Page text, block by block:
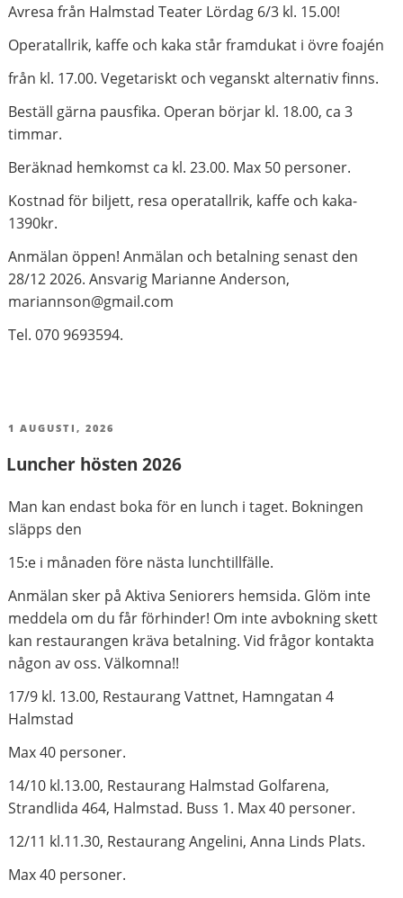
Avresa från Halmstad Teater Lördag 6/3 kl. 15.00!
Operatallrik, kaffe och kaka står framdukat i övre foajén
från kl. 17.00. Vegetariskt och veganskt alternativ finns.
Beställ gärna pausfika. Operan börjar kl. 18.00, ca 3
timmar.
Beräknad hemkomst ca kl. 23.00. Max 50 personer.
Kostnad för biljett, resa operatallrik, kaffe och kaka-
1390kr.
Anmälan öppen! Anmälan och betalning senast den
28/12 2026. Ansvarig Marianne Anderson,
mariannson@gmail.com
Tel. 070 9693594.
PUBLICERAT
1 AUGUSTI, 2026
Luncher hösten 2026
Man kan endast boka för en lunch i taget. Bokningen
släpps den
15:e i månaden före nästa lunchtillfälle.
Anmälan sker på Aktiva Seniorers hemsida. Glöm inte
meddela om du får förhinder! Om inte avbokning skett
kan restaurangen kräva betalning. Vid frågor kontakta
någon av oss. Välkomna!!
17/9 kl. 13.00, Restaurang Vattnet, Hamngatan 4
Halmstad
Max 40 personer.
14/10 kl.13.00, Restaurang Halmstad Golfarena,
Strandlida 464, Halmstad. Buss 1. Max 40 personer.
12/11 kl.11.30, Restaurang Angelini, Anna Linds Plats.
Max 40 personer.